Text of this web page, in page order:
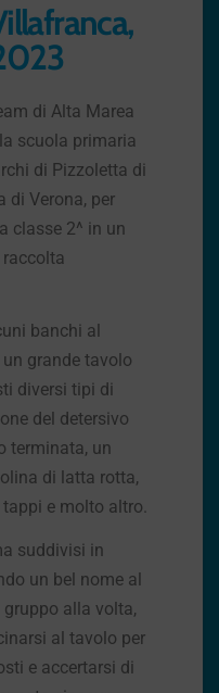
di Alta Marea
scuola primaria
di Pizzoletta di
di Verona, per
classe 2^ in un
banchi al
grande tavolo
diversi tipi di
del detersivo
terminata, un
di latta rotta,
e molto altro.
suddivisi in
un bel nome al
alla volta,
al tavolo per
e accertarsi di